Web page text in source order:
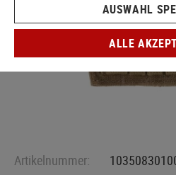
Artikelnummer:
AUSWAHL
ALLE